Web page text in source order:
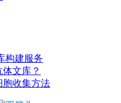
构建服务
文库？
胞收集方法